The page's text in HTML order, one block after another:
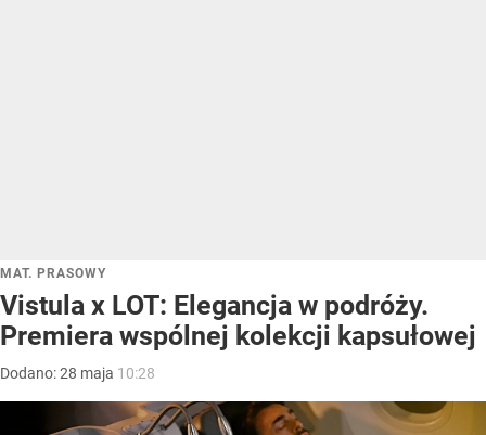
MAT. PRASOWY
Vistula x LOT: Elegancja w podróży.
Premiera wspólnej kolekcji kapsułowej
Dodano:28 maja 10:28